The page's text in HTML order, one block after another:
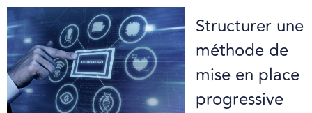
Structurer une
méthode de
mise en place
progressive